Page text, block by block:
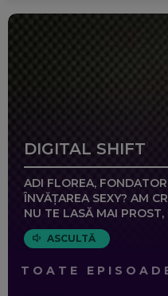
DIGITAL SHIFT
ADI FLOREA,
ÎNVĂȚAREA SEXY? AM
NU TE LASĂ MAI
ASCULTĂ
TOATE